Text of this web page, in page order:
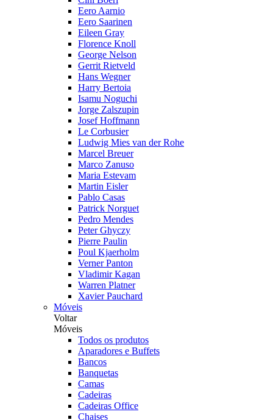
Eero Aarnio
Eero Saarinen
Eileen Gray
Florence Knoll
George Nelson
Gerrit Rietveld
Hans Wegner
Harry Bertoia
Isamu Noguchi
Jorge Zalszupin
Josef Hoffmann
Le Corbusier
Ludwig Mies van der Rohe
Marcel Breuer
Marco Zanuso
Maria Estevam
Martin Eisler
Pablo Casas
Patrick Norguet
Pedro Mendes
Peter Ghyczy
Pierre Paulin
Poul Kjaerholm
Verner Panton
Vladimir Kagan
Warren Platner
Xavier Pauchard
Móveis
Voltar
Móveis
Todos os produtos
Aparadores e Buffets
Bancos
Banquetas
Camas
Cadeiras
Cadeiras Office
Chaises